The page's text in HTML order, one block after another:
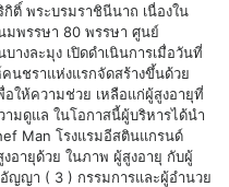
กิติ์ พระบรมราชินีนาถ เนื่องใน
มพรรษา 80 พรรษา ศูนย์
งละมุง เปิดดำเนินการเมื่อวันที่
คนชราแห่งแรกจัดสร้างขึ้นด้วย
ให้ความช่วย เหลือแก่ผู้สูงอายุที่
มดูแล ในโอกาสนี้ผู้บริหารได้นำ
Man โรงแรมอีสตินแกรนด์
อายุด้วย ในภาพ ผู้สูงอายุ กับผู้
ญญา ( 3 ) กรรมการและผู้อำนวย